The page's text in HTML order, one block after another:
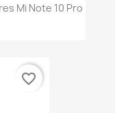
Mi Note 10 Pro
favorite_border